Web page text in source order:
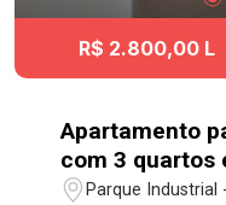
R$ 2.800,00 L
Apartamento
com 3 quartos
com 68m² -
Parque